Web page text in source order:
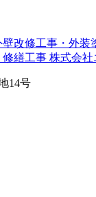
繕工事 株式会社
14号